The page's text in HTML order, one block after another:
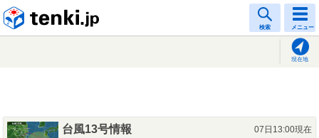
検索 メニュー
現在地
台風13号情報
07日13:00現在